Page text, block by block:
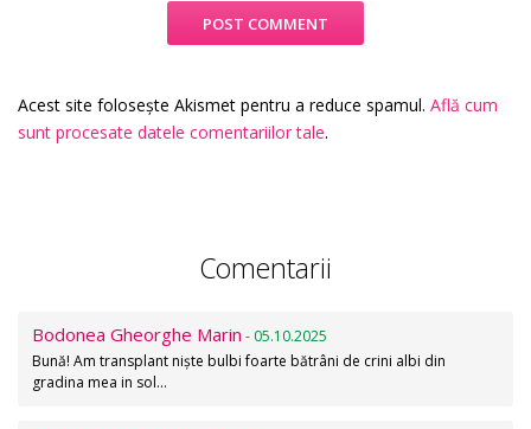
Acest site folosește Akismet pentru a reduce spamul. Află cum
sunt procesate datele comentariilor tale.
Comentarii
Bodonea Gheorghe Marin - 05.10.2025
Bună! Am transplant niște bulbi foarte bătrâni de crini albi din
gradina mea in sol…